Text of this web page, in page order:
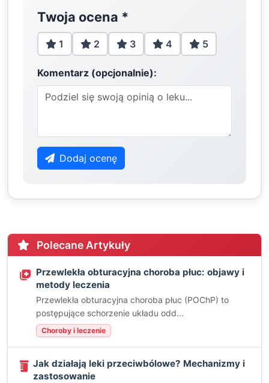
Twoja ocena *
1 2 3 4 5
Komentarz (opcjonalnie):
Dodaj ocenę
Polecane Artykuły
Przewlekła obturacyjna choroba płuc: objawy i
metody leczenia
Przewlekła obturacyjna choroba płuc (POChP) to
postępujące schorzenie układu odd...
Choroby i leczenie
Jak działają leki przeciwbólowe? Mechanizmy i
zastosowanie